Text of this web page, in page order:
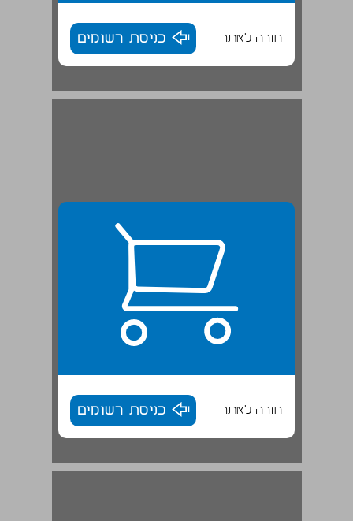
חזרה לאתר כניסת רשומים
חזרה לאתר כניסת רשומים